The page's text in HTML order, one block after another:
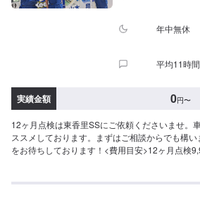
年中無休
平均11時
実績金額 0円〜
12ヶ月点検は東香里SSにご依頼くださいませ。
ススメしております。まずはご相談からでも構
をお待ちしております！<費用目安>12ヶ月点検